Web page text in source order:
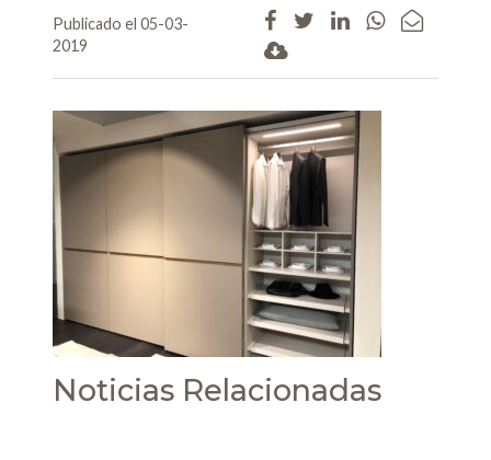
Publicado el 05-03-
2019
Noticias Relacionadas